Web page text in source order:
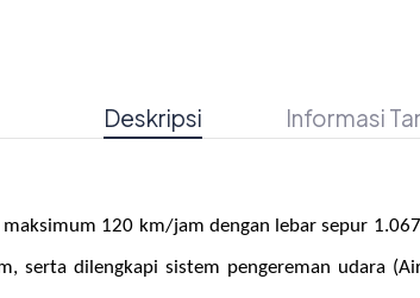
Deskripsi Informasi
120 km/jam dengan lebar sepur
serta dilengkapi sistem pengereman udara